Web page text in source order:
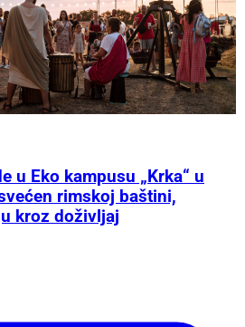
u Eko kampusu „Krka“ u
rimskoj baštini,
kroz doživljaj